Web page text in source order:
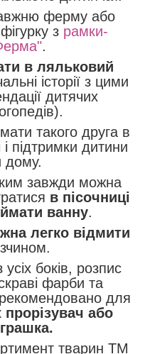
ферму або
з рамки-
.
в ляльковий
історії з цими
дитячих
такого друга в
підтримки дитини
дому.
завжди можна
в пісочниці
ванну.
легко відмити
боків, розпис
фарби та
для
прорізувач або
тварин ТМ